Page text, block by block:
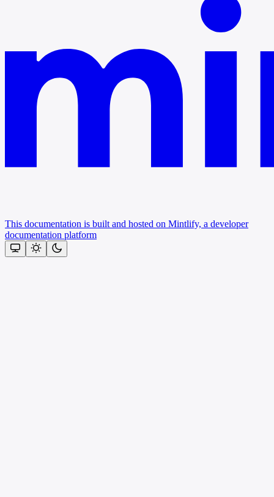
This documentation is built and hosted on Mintlify, a developer
documentation platform